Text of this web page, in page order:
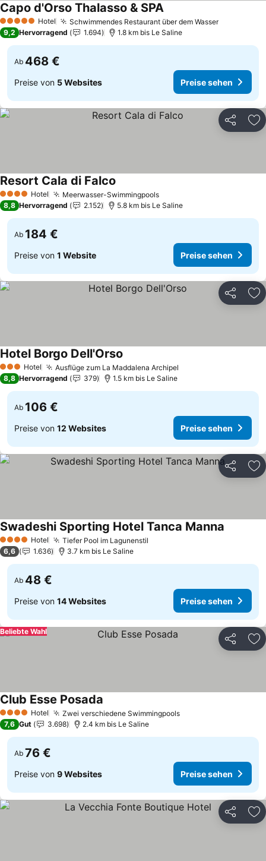
5 Sterne Hotel Schwimmendes Restaurant über dem WasserPreise
Capo d'Orso Thalasso & SPAPreise sehen
9,2 Hervorragend 1.694 1.8 km bis Le Saline
Ab 468 €
Preise von 5 Websites Preise sehen
Teilen
4 Sterne Hotel Meerwasser-SwimmingpoolsPreise sehen
Resort Cala di Falco
8,8 Hervorragend 2.152 5.8 km bis Le Saline
Ab 184 €
Preise von 1 Website Preise sehen
Teilen
3 SterneHotel Ausflüge zum La Maddalena Archipel
Hotel Borgo Dell'Orso
8,8 Hervorragend 379 1.5 km bis Le Saline
Ab 106 €
Preise von 12 Websites Preise sehen
Teilen
4 Sterne Hotel Tiefer Pool im Lagunenstil
Swadeshi Sporting Hotel Tanca Manna
6,6 1.636 3.7 km bis Le Saline
Ab 48 €
Preise von 14 Websites Preise sehen
Teilen
Beliebte Wahl
4 Sterne Hotel Zwei verschiedene SwimmingpoolsPreise sehen
Club Esse Posada
7,6 Gut 3.698 2.4 km bis Le Saline
Ab 76 €
Preise von 9 Websites Preise sehen
Teilen